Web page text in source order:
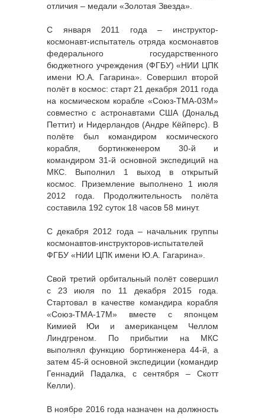
отличия – медали «Золотая Звезда».
С января 2011 года – инструктор-
космонавт-испытатель отряда космонавтов
федерального государственного
бюджетного учреждения (ФГБУ) «НИИ ЦПК
имени Ю.А. Гагарина». Совершил второй
полёт в космос: старт 21 декабря 2011 года
на космическом корабле «Союз-ТМА-03М»
совместно с астронавтами США (Дональд
Петтит) и Нидерландов (Андре Кёйперс). В
полёте был командиром космического
корабля, бортинженером 30-й и
командиром 31-й основной экспедиций на
МКС. Выполнил 1 выход в открытый
космос. Приземление выполнено 1 июля
2012 года. Продолжительность полёта
составила 192 суток 18 часов 58 минут.
С декабря 2012 года – начальник группы
космонавтов-инструкторов-испытателей
ФГБУ «НИИ ЦПК имени Ю.А. Гагарина».
Свой третий орбитальный полёт совершил
с 23 июля по 11 декабря 2015 года.
Стартовал в качестве командира корабля
«Союз-ТМА-17М» вместе с японцем
Кимией Юи и американцем Челлом
Линдгреном. По прибытии на МКС
выполнял функцию бортинженера 44-й, а
затем 45-й основной экспедиции (командир
Геннадий Падалка, с сентября – Скотт
Келли).
В ноябре 2016 года назначен на должность